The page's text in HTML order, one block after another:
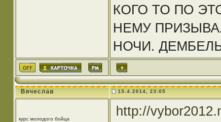
КОГО ТО ПО
НЕМУ
НОЧИ.
Вячеслав 15.4.2014, 23:05
курс молодого бойца
http://